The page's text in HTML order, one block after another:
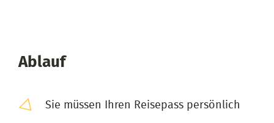
Ablauf
Sie müssen Ihren Reisepass persönlich